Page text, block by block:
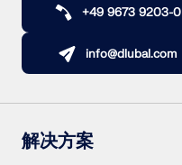
+49 9673 9203-0
info@dlubal.com
解决方案